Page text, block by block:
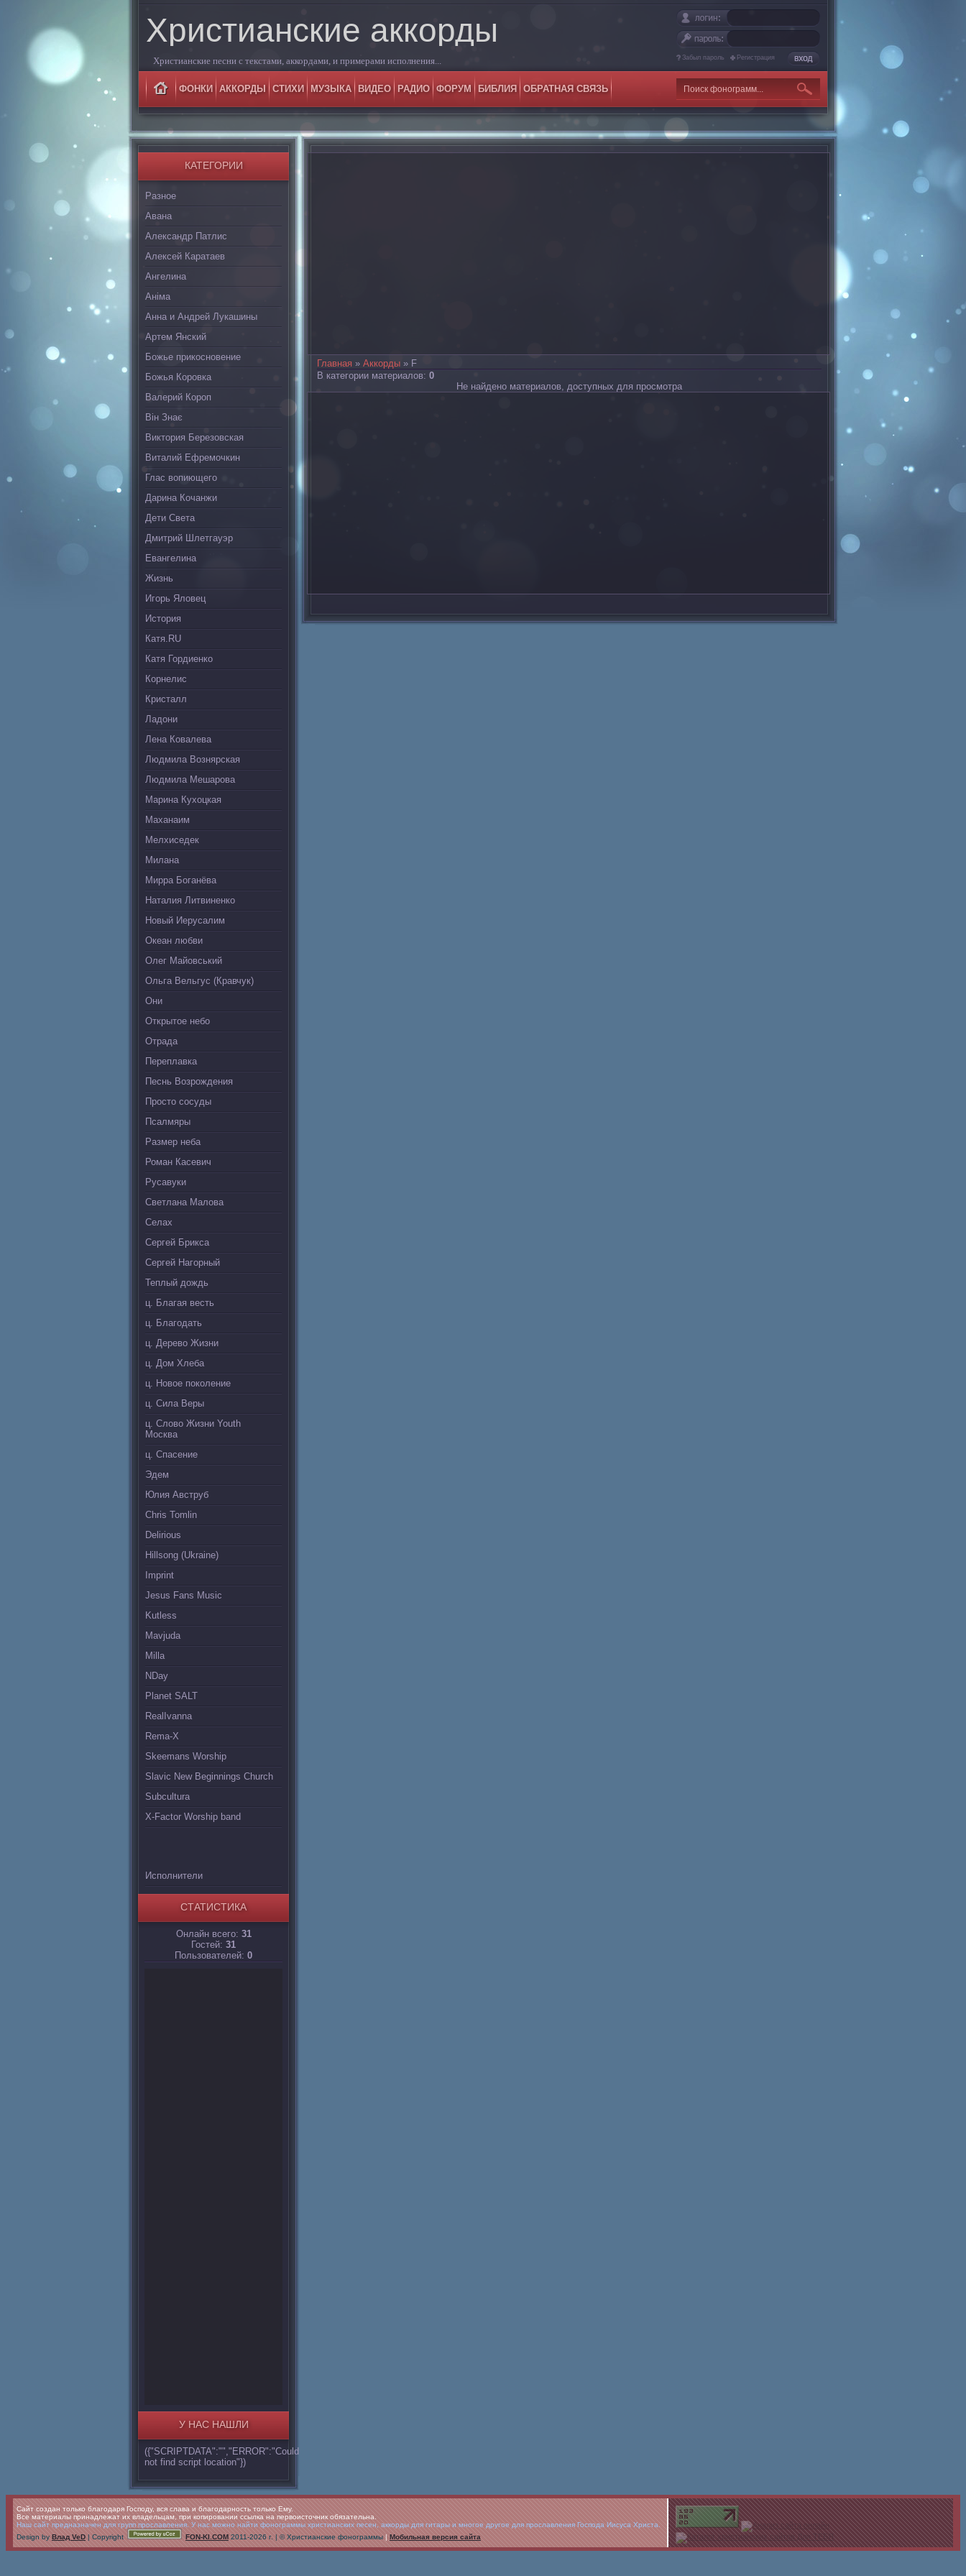
Христианские аккорды
Христианские песни с текстами, аккордами, и примерами исполнения... Забыл пароль Регистрация
ФОНКИ АККОРДЫ СТИХИ МУЗЫКА ВИДЕО РАДИО ФОРУМ БИБЛИЯ ОБРАТНАЯ СВЯЗЬ
КАТЕГОРИИ
Разное
Авана
Александр Патлис
Алексей Каратаев
Ангелина
Аніма
Анна и Андрей Лукашины
Артем Янский
Божье прикосновение
Божья Коровка
Валерий Короп
Він Знає
Виктория Березовская
Виталий Ефремочкин
Глас вопиющего
Дарина Кочанжи
Дети Света
Дмитрий Шлетгауэр
Евангелина
Жизнь
Игорь Яловец
История
Катя.RU
Катя Гордиенко
Корнелис
Кристалл
Ладони
Лена Ковалева
Людмила Вознярская
Людмила Мешарова
Марина Кухоцкая
Маханаим
Мелхиседек
Милана
Мирра Боганёва
Наталия Литвиненко
Новый Иерусалим
Океан любви
Олег Майовський
Ольга Вельгус (Кравчук)
Они
Открытое небо
Отрада
Переплавка
Песнь Возрождения
Просто сосуды
Псалмяры
Размер неба
Роман Касевич
Русавуки
Светлана Малова
Селах
Сергей Брикса
Сергей Нагорный
Теплый дождь
ц. Благая весть
ц. Благодать
ц. Дерево Жизни
ц. Дом Хлеба
ц. Новое поколение
ц. Сила Веры
ц. Слово Жизни Youth
Москва
ц. Спасение
Эдем
Юлия Авструб
Chris Tomlin
Delirious
Hillsong (Ukraine)
Imprint
Jesus Fans Music
Kutless
Mavjuda
Milla
NDay
Planet SALT
RealIvanna
Rema-X
Skeemans Worship
Slavic New Beginnings Church
Subcultura
X-Factor Worship band
Исполнители
СТАТИСТИКА
Онлайн всего: 31
Гостей: 31
Пользователей: 0
У НАС НАШЛИ
({"SCRIPTDATA":"","ERROR":"Could
not find script location"})
Главная » Аккорды » F
В категории материалов: 0
Не найдено материалов, доступных для просмотра
Сайт создан только благодаря Господу, вся слава и благодарность только Ему.
Все материалы принадлежат их владельцам, при копировании ссылка на первоисточник обязательна.
Наш сайт предназначен для групп прославления. У нас можно найти фонограммы христианских песен, аккорды для гитары и многое другое для прославления Господа Иисуса Христа.
Design by Влад VeD | Copyright FON-KI.COM 2011-2026 г. | © Христианские фонограммы | Мобильная версия сайта